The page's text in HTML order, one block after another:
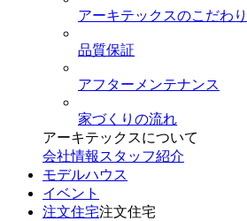
アーキテックスのこだわり
品質保証
アフターメンテナンス
家づくりの流れ
アーキテックスについて
会社情報 スタッフ紹介
モデルハウス
イベント
注文住宅注文住宅